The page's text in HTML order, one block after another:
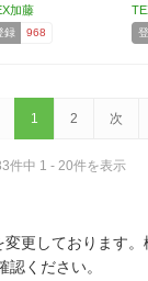
加藤
録 968
1 2 次
件中 1 - 20件を表示
更しております
認ください。